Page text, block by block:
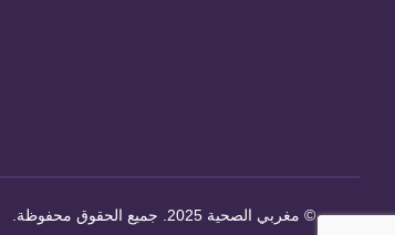
© مغربي الصحية 2025. جميع الحقوق محفوظة